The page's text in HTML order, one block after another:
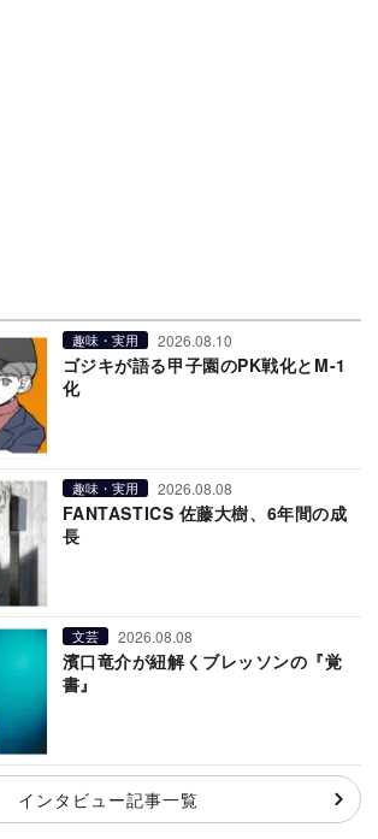
趣味・実用 2026.08.10
ゴジキが語る甲子園のPK戦化とM-1
化
趣味・実用 2026.08.08
FANTASTICS 佐藤大樹、6年間の成
長
文芸 2026.08.08
濱口竜介が紐解くブレッソンの『覚
書』
インタビュー記事一覧